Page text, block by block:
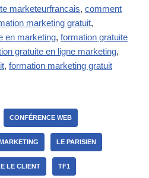
marketeurfrancais, comment
marketing gratuit,
en marketing, formation gratuite
gratuite en ligne marketing,
, formation marketing gratuit
CONFÉRENCE WEB
LE PARISIEN
LE CLIENT TF1